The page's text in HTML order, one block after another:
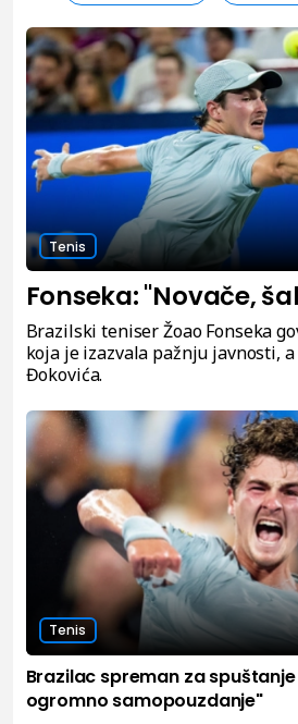
Tenis
Fonseka: "Novače,
Brazilski teniser Žoao Fonseka
koja je izazvala pažnju javnosti,
Đokovića.
Tenis
Brazilac spreman za
ogromno samopouzdanje"